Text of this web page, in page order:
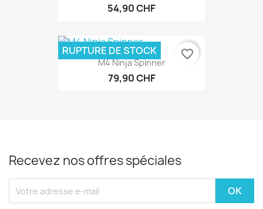
54,90 CHF
M4 Ninja Spinner
79,90 CHF
RUPTURE DE STOCK favorite_border
Recevez nos offres spéciales